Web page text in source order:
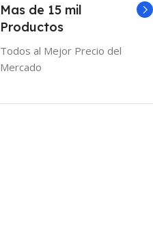
Mas de 15 mil
Productos
Todos al Mejor Precio del
Mercado